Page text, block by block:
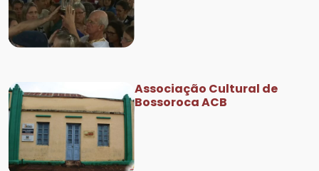
Associação Cultural de
Bossoroca ACB